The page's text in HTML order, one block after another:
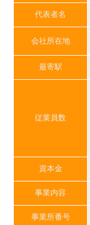
代表者名
会社所在地
最寄駅
従業員数
資本金
事業内容
事業所番号